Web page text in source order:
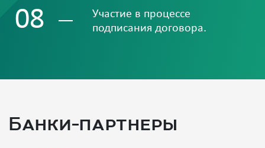
08
Участие в процессе
подписания договора.
Банки-партнеры